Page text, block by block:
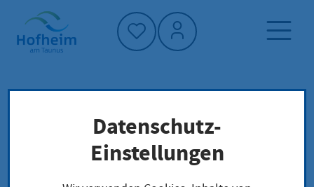
Startseite"
Neuigkeiten und Ausschreibungen
Datenschutz-
Einstellungen